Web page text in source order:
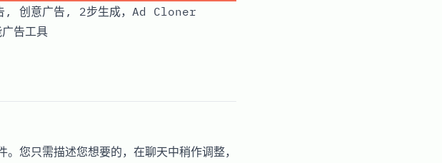
创意广告, 2步生成，Ad Cloner
告工具
您只需描述您想要的，在聊天中稍作调整，